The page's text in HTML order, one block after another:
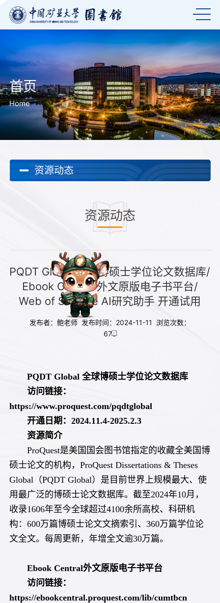
首页
Home
资源动态
资源动态
PQDT Global 全球博硕士学位论文数据库/
Ebook Central 外文原版电子书平台/
Web of Science AI研究助手 开通试用
发布者：鲍老师 发布时间：2024-11-11 浏览次数：
676
PQDT Global全球博硕士学位论文数据库
访问链接：
https://www.proquest.com/pqdtglobal
开通日期：2024.11.4-2025.2.3
资源简介
ProQuest是美国国会图书馆指定的收藏全美国博
硕士论文的机构，ProQuest Dissertations & Theses
Global（PQDT Global）是目前世界上规模最大、使
用最广泛的博硕士论文数据库。截至2024年10月，
收录1606年至今全球超过4100余所高校、科研机
构：600万篇博硕士论文文摘索引、360万篇学位论
文全文。每周更新，年增全文逾30万篇。
Ebook Central外文原版电子书平台
访问链接：
https://ebookcentral.proquest.com/lib/cumtbcn